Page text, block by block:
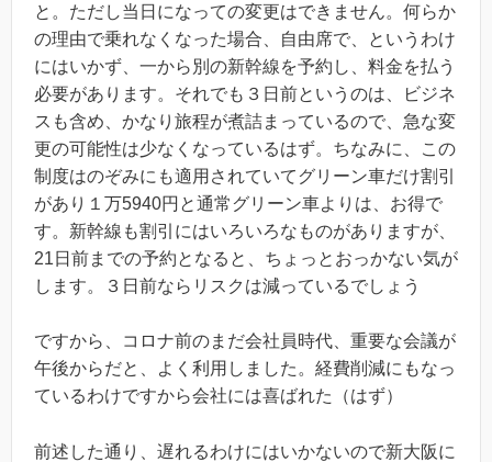
と。ただし当日になっての変更はできません。何らか
の理由で乗れなくなった場合、自由席で、というわけ
にはいかず、一から別の新幹線を予約し、料金を払う
必要があります。それでも３日前というのは、ビジネ
スも含め、かなり旅程が煮詰まっているので、急な変
更の可能性は少なくなっているはず。ちなみに、この
制度はのぞみにも適用されていてグリーン車だけ割引
があり１万5940円と通常グリーン車よりは、お得で
す。新幹線も割引にはいろいろなものがありますが、
21日前までの予約となると、ちょっとおっかない気が
します。３日前ならリスクは減っているでしょう
ですから、コロナ前のまだ会社員時代、重要な会議が
午後からだと、よく利用しました。経費削減にもなっ
ているわけですから会社には喜ばれた（はず）
前述した通り、遅れるわけにはいかないので新大阪に